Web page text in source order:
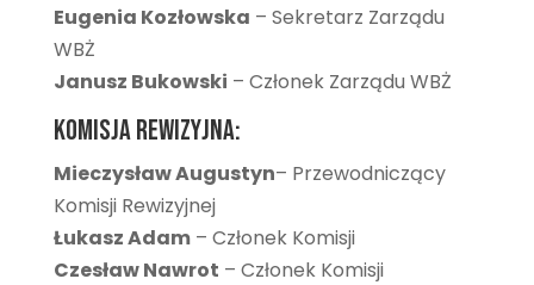
Eugenia Kozłowska – Sekretarz Zarządu
WBŻ
Janusz Bukowski – Członek Zarządu WBŻ
Komisja Rewizyjna:
Mieczysław Augustyn– Przewodniczący
Komisji Rewizyjnej
Łukasz Adam– Członek Komisji
Czesław Nawrot – Członek Komisji